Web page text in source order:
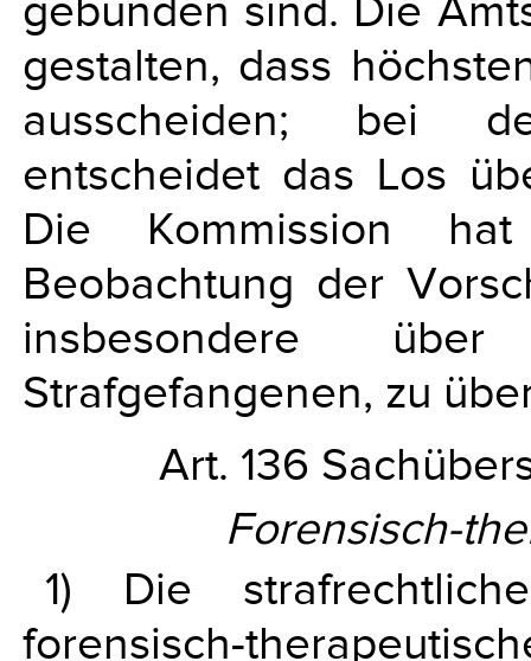
gebunden sind. Die
gestalten, dass
ausscheiden; bei
entscheidet das Los
Die Kommission
Beobachtung der
insbesondere
Strafgefangenen, zu
Art. 136
Forensisch-
1) Die
forensisch-